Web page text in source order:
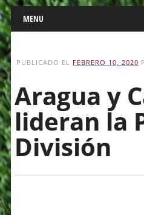
Main menu
Skip
to
content
MENU
PUBLICADO EL FEBRERO 10, 2020
Aragua y
lideran la
División